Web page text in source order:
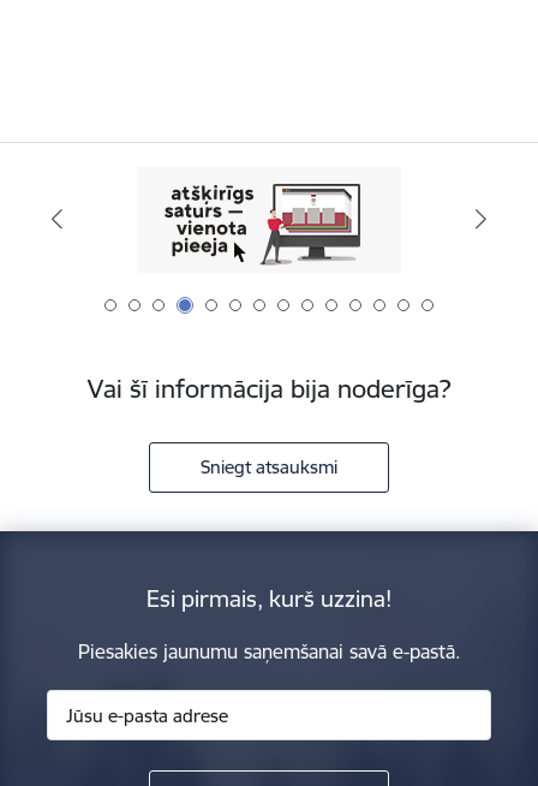
Vai šī informācija bija noderīga?
Sniegt atsauksmi
Esi pirmais, kurš uzzina!
Piesakies jaunumu saņemšanai savā e-pastā.